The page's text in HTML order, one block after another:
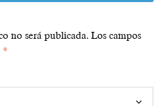
no será publicada. Los campos
*